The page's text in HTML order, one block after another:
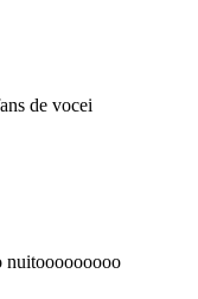
de vocei
nuitooooooooo